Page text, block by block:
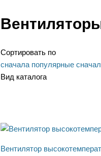
Сортировать по
сначала популярные
Вид каталога
Вентилятор